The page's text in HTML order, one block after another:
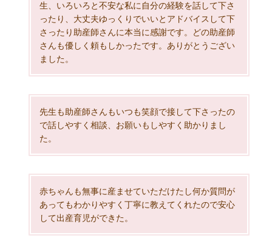
生、いろいろと不安な私に自分の経験を話して下さ
ったり、大丈夫ゆっくりでいいとアドバイスして下
さったり助産師さんに本当に感謝です。どの助産師
さんも優しく頼もしかったです。ありがとうござい
ました。
先生も助産師さんもいつも笑顔で接して下さったの
で話しやすく相談、お願いもしやすく助かりまし
た。
赤ちゃんも無事に産ませていただけたし何か質問が
あってもわかりやすく丁寧に教えてくれたので安心
して出産育児ができた。